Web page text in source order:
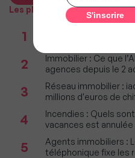
Les plus populaires
1
Taxe foncière 2026 :
2
Immobilier : Ce que
agences depuis le 2
3
Réseau immobilier :
millions d'euros de
4
Incendies : Quels
vacances est annulée
5
Agents immobiliers :
téléphonique fixe les